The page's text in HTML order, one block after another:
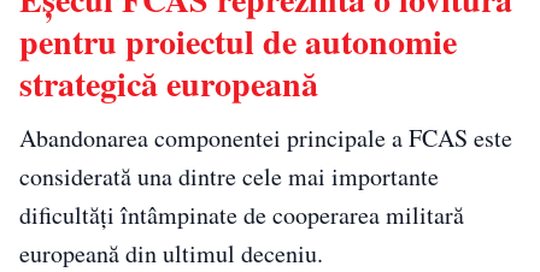
pentru proiectul de autonomie
strategică europeană
Abandonarea componentei principale a FCAS este
considerată una dintre cele mai importante
dificultăți întâmpinate de cooperarea militară
europeană din ultimul deceniu.